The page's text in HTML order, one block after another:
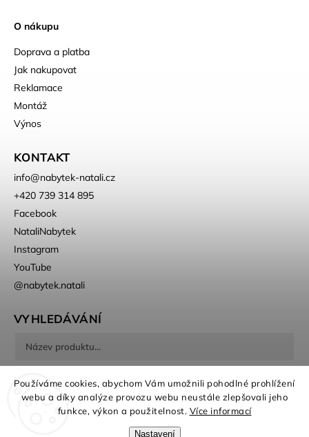
Používáme cookies, abychom Vám umožnili pohodlné prohlížení
webu a díky analýze provozu webu neustále zlepšovali jeho
funkce, výkon a použitelnost. Více informací
Nastavení
O nákupu
Doprava a platba
Jak nakupovat
Reklamace
Montáž
Výnos
KONTAKT
info@nabytek-natali.cz
+420 739 314 895
Facebook
NataliNabytek
Instagram
YouTube
@nabytek.natali
VYHLEDÁVÁNÍ
Hledat